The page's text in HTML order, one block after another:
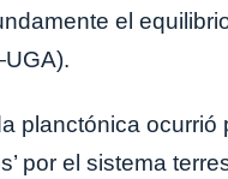
el
planctónica
por el sistema